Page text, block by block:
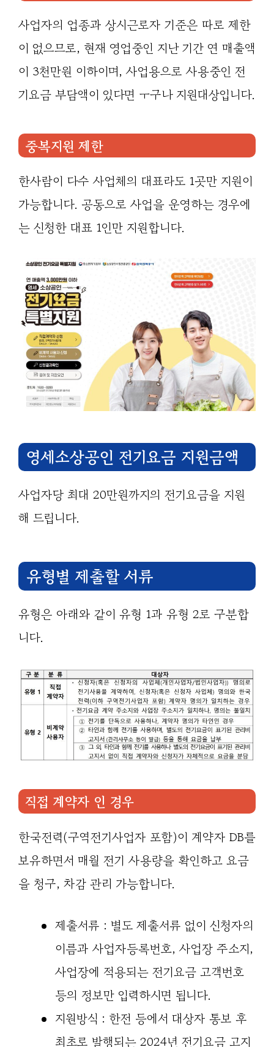
사업자의 업종과 상시근로자 기준은 따로 제한
이 없으므로, 현재 영업중인 지난 기간 연 매출액
이 3천만원 이하이며, 사업용으로 사용중인 전
기요금 부담액이 있다면 ㅜ구나 지원대상입니다.
중복지원 제한
한사람이 다수 사업체의 대표라도 1곳만 지원이
가능합니다. 공동으로 사업을 운영하는 경우에
는 신청한 대표 1인만 지원합니다.
영세소상공인 전기요금 지원금액
사업자당 최대 20만원까지의 전기요금을 지원
해 드립니다.
유형별 제출할 서류
유형은 아래와 같이 유형 1과 유형 2로 구분합
니다.
직접 계약자 인 경우
한국전력(구역전기사업자 포함)이 계약자 DB를
보유하면서 매월 전기 사용량을 확인하고 요금
을 청구, 차감 관리 가능합니다.
제출서류 : 별도 제출서류 없이 신청자의
이름과 사업자등록번호, 사업장 주소지,
사업장에 적용되는 전기요금 고객번호
등의 정보만 입력하시면 됩니다.
지원방식 : 한전 등에서 대상자 통보 후
최초로 발행되는 2024년 전기요금 고지